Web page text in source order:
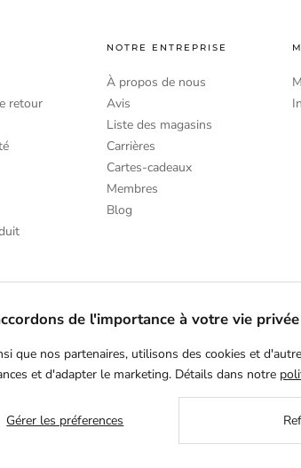
retour
NOTRE ENTREPRISE
À propos de nous
Avis
Liste des magasins
Carrières
Cartes-cadeaux
Membres
Blog
de l'importance à votre vie privée
que nos partenaires, utilisons des cookies et
et d'adapter le marketing. Détails dans notre
Gérer les préferences